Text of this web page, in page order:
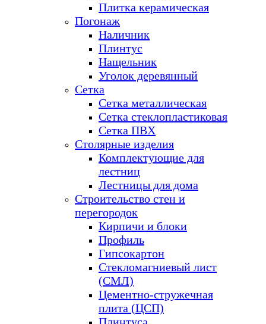
Плитка керамическая
Погонаж
Наличник
Плинтус
Нащельник
Уголок деревянный
Сетка
Сетка металлическая
Сетка стеклопластиковая
Сетка ПВХ
Столярные изделия
Комплектующие для
лестниц
Лестницы для дома
Строительство стен и
перегородок
Кирпичи и блоки
Профиль
Гипсокартон
Стекломагниевый лист
(СМЛ)
Цементно-стружечная
плита (ЦСП)